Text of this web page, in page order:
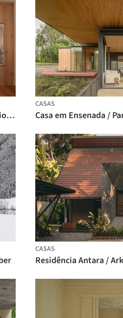
Remodelação Popocatépetl 35 / Studio Font
CASAS
Casa em Ensenada /
CASAS